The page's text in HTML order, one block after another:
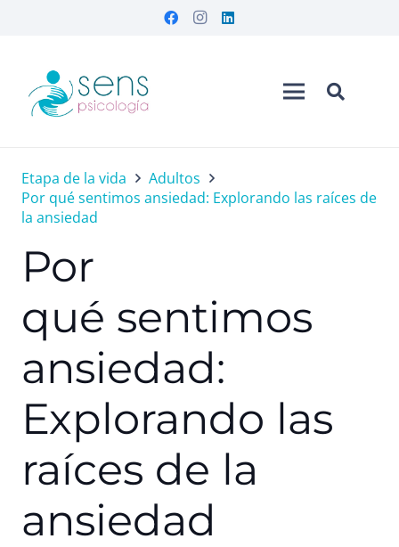
Etapa de la vida
Adultos
Por qué sentimos ansiedad: Explorando las raíces de
la ansiedad
Por
qué sentimos
ansiedad:
Explorando las
raíces de la
ansiedad